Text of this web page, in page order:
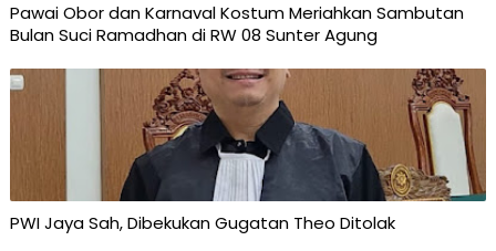
Pawai Obor dan Karnaval Kostum Meriahkan Sambutan
Bulan Suci Ramadhan di RW 08 Sunter Agung
PWI Jaya Sah, Dibekukan Gugatan Theo Ditolak